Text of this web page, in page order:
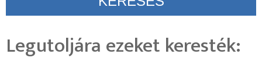
Legutoljára ezeket keresték: